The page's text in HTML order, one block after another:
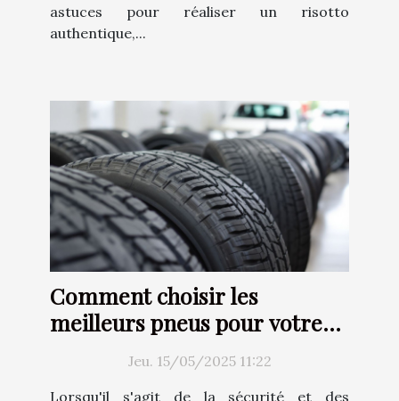
astuces pour réaliser un risotto
authentique,...
Comment choisir les
meilleurs pneus pour votre
Jeu. 15/05/2025 11:22
Lorsqu'il s'agit de la sécurité et des